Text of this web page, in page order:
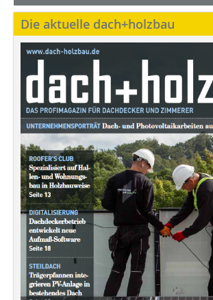
Die aktuelle dach+holzbau